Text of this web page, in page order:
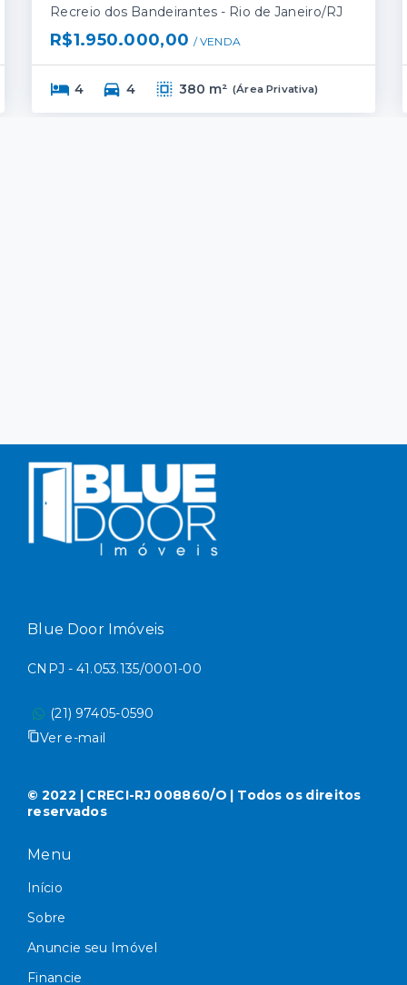
Recreio dos Bandeirantes - Rio de Janeiro/RJ
R$1.950.000,00 / VENDA
4 4 380 m² (Área Privativa)
Blue Door Imóveis
CNPJ - 41.053.135/0001-00
(21) 97405-0590
Ver e-mail
© 2022 | CRECI-RJ 008860/O | Todos os direitos
reservados
Menu
Início
Sobre
Anuncie seu Imóvel
Financie